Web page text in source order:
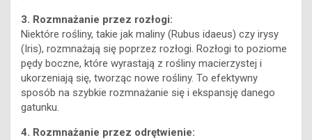
3. Rozmnażanie przez rozłogi:
Niektóre rośliny, takie jak maliny (Rubus idaeus) czy irysy
(Iris), rozmnażają się poprzez rozłogi. Rozłogi to poziome
pędy boczne, które wyrastają z rośliny macierzystej i
ukorzeniają się, tworząc nowe rośliny. To efektywny
sposób na szybkie rozmnażanie się i ekspansję danego
gatunku.
4. Rozmnażanie przez odrętwienie: